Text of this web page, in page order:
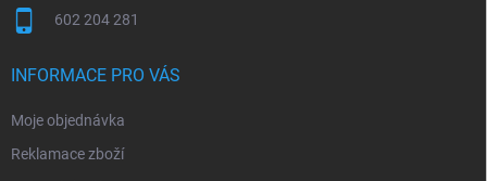
602 204 281
INFORMACE PRO VÁS
Moje objednávka
Reklamace zboží